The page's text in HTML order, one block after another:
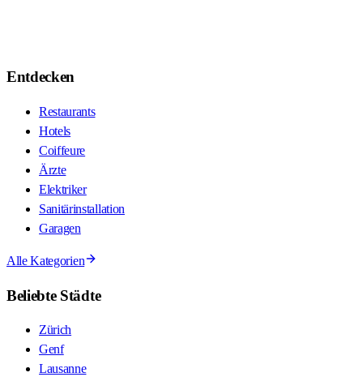
Entdecken
Restaurants
Hotels
Coiffeure
Ärzte
Elektriker
Sanitärinstallation
Garagen
Alle Kategorien
Beliebte Städte
Zürich
Genf
Lausanne